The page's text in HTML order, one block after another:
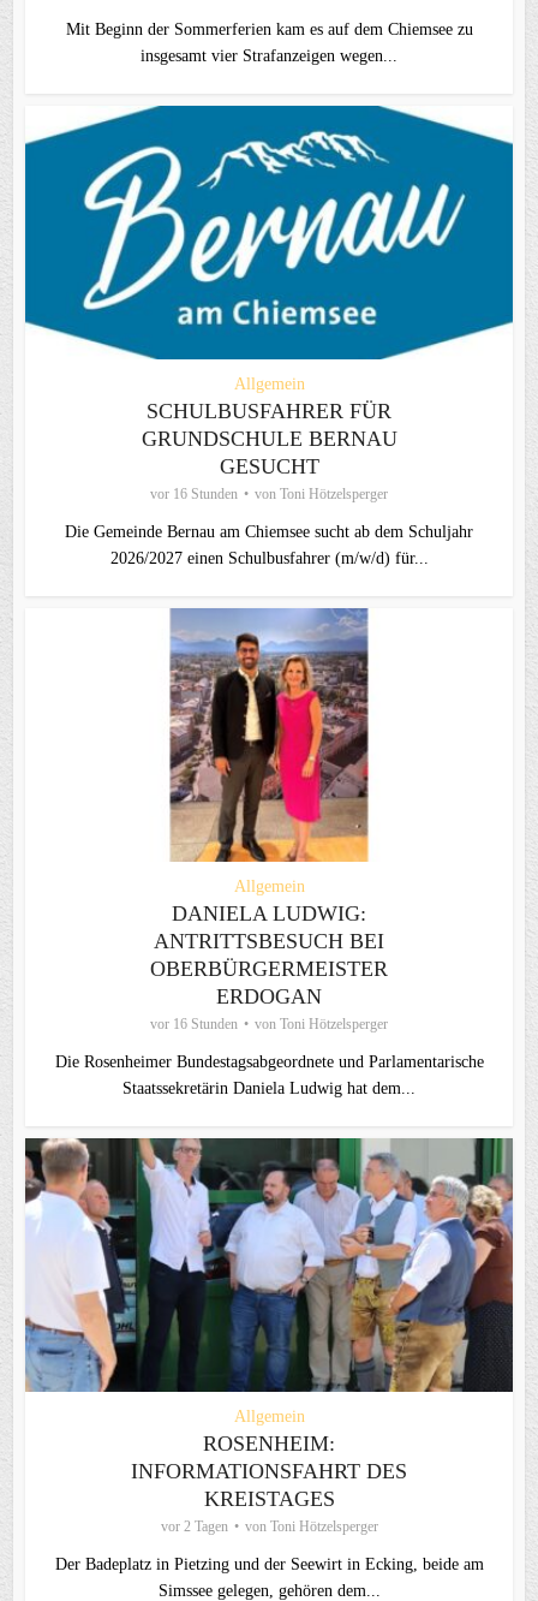
Mit Beginn der Sommerferien kam es auf dem Chiemsee zu
insgesamt vier Strafanzeigen wegen...
Allgemein
SCHULBUSFAHRER FÜR
GRUNDSCHULE BERNAU
GESUCHT
vor 16 Stunden von Toni Hötzelsperger
Die Gemeinde Bernau am Chiemsee sucht ab dem Schuljahr
2026/2027 einen Schulbusfahrer (m/w/d) für...
Allgemein
DANIELA LUDWIG:
ANTRITTSBESUCH BEI
OBERBÜRGERMEISTER
ERDOGAN
vor 16 Stunden von Toni Hötzelsperger
Die Rosenheimer Bundestagsabgeordnete und Parlamentarische
Staatssekretärin Daniela Ludwig hat dem...
Allgemein
ROSENHEIM:
INFORMATIONSFAHRT DES
KREISTAGES
vor 2 Tagen von Toni Hötzelsperger
Der Badeplatz in Pietzing und der Seewirt in Ecking, beide am
Simssee gelegen, gehören dem...